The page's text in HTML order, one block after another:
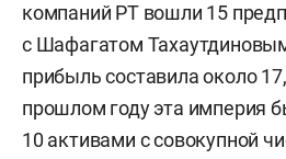
компаний РТ вошли 15
с Шафагатом
прибыль составила около
прошлом году эта империя
10 активами с совокупной